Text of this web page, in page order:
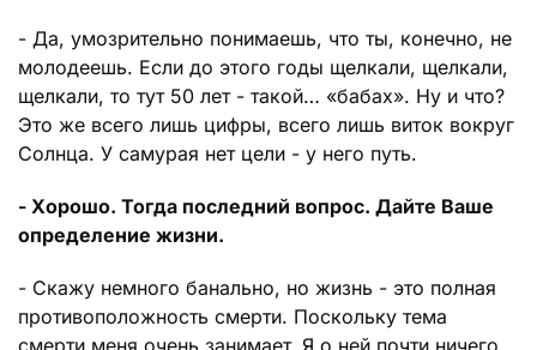
- Да, умозрительно понимаешь, что ты, конечно, не
молодеешь. Если до этого годы щелкали, щелкали,
щелкали, то тут 50 лет - такой… «бабах». Ну и что?
Это же всего лишь цифры, всего лишь виток вокруг
Солнца. У самурая нет цели - у него путь.
- Хорошо. Тогда последний вопрос. Дайте Ваше
определение жизни.
- Скажу немного банально, но жизнь - это полная
противоположность смерти. Поскольку тема